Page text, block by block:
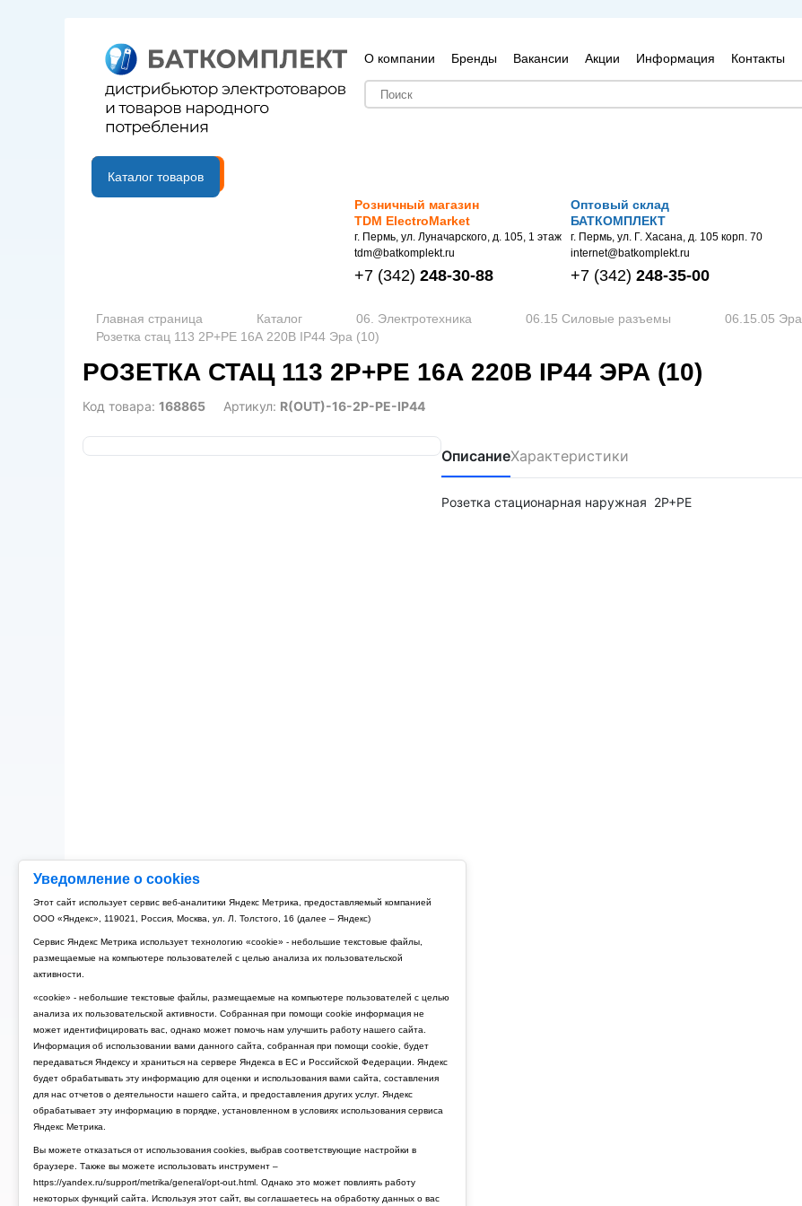
Уведомление о cookies
Этот сайт использует сервис веб-аналитики Яндекс Метрика, предоставляемый компанией
ООО «Яндекс», 119021, Россия, Москва, ул. Л. Толстого, 16 (далее – Яндекс)
Сервис Яндекс Метрика использует технологию «cookie» - небольшие текстовые файлы,
размещаемые на компьютере пользователей с целью анализа их пользовательской
активности.
«cookie» - небольшие текстовые файлы, размещаемые на компьютере пользователей с целью
анализа их пользовательской активности. Собранная при помощи cookie информация не
может идентифицировать вас, однако может помочь нам улучшить работу нашего сайта.
Информация об использовании вами данного сайта, собранная при помощи cookie, будет
передаваться Яндексу и храниться на сервере Яндекса в ЕС и Российской Федерации. Яндекс
будет обрабатывать эту информацию для оценки и использования вами сайта, составления
для нас отчетов о деятельности нашего сайта, и предоставления других услуг. Яндекс
обрабатывает эту информацию в порядке, установленном в условиях использования сервиса
Яндекс Метрика.
Вы можете отказаться от использования cookies, выбрав соответствующие настройки в
браузере. Также вы можете использовать инструмент –
https://yandex.ru/support/metrika/general/opt-out.html. Однако это может повлиять работу
некоторых функций сайта. Используя этот сайт, вы соглашаетесь на обработку данных о вас
О компании Бренды Вакансии Акции Информация Контакты
B2B портал
Каталог товаров
Розничный магазин
TDM ElectroMarket
г. Пермь, ул. Луначарского, д. 105, 1 этаж
tdm@batkomplekt.ru
+7 (342) 248-30-88
Оптовый склад
БАТКОМПЛЕКТ
г. Пермь, ул. Г. Хасана, д. 105 корп. 70
internet@batkomplekt.ru
+7 (342) 248-35-00
Главная страница Каталог 06. Электротехника 06.15 Силовые разъемы
06.15.05 Эра
Розетка стац 113 2Р+РЕ 16А 220В IP44 Эра (10)
РОЗЕТКА СТАЦ 113 2Р+РЕ 16А 220В IP44 ЭРА (10)
Код товара: 168865 Артикул: R(OUT)-16-2P-PE-IP44
ОписаниеХарактеристики
Розетка стационарная наружная 2Р+РЕ